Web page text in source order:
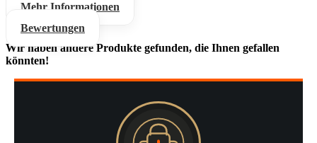
Mehr Informationen
Bewertungen
Wir haben andere Produkte gefunden, die Ihnen gefallen
könnten!